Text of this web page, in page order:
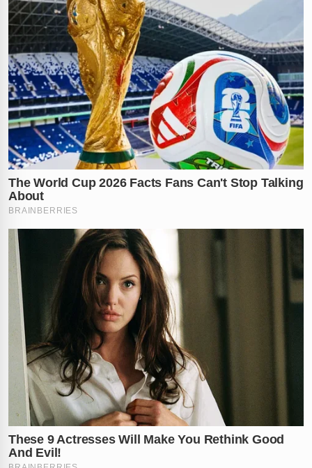
finalmente, concluir o inquérito policial que busca
justiça para todas as vítimas, incluindo a criança
ferida”, afirmou uma fonte ligada à investigação.
O Próximo Passo: Busca por Mais
Envolvidos e Motivação do Crime
Com as prisões realizadas, as investigações avançam
com o objetivo de esclarecer integralmente a
motivação do homicídio e identificar quaisquer outros
indivíduos que possam ter participado da ação. As
forças policiais reforçam o compromisso em desvendar
todos os detalhes e assegurar que todos os
responsáveis sejam levados à justiça. Mais informações
detalhadas sobre a operação e o andamento do
inquérito serão apresentadas em uma coletiva de
imprensa futura.